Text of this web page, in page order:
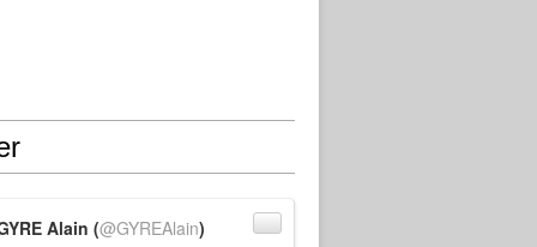
Alain (@GYREAlain)